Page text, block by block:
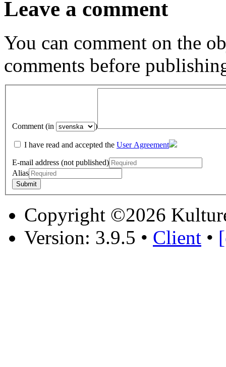
Leave a comment
You can comment on the
comments before
Comment (in )
I have read and accepted the User Agreement
E-mail address (not published)
Alias
Copyright ©2026
Version: 3.9.5 • Client •